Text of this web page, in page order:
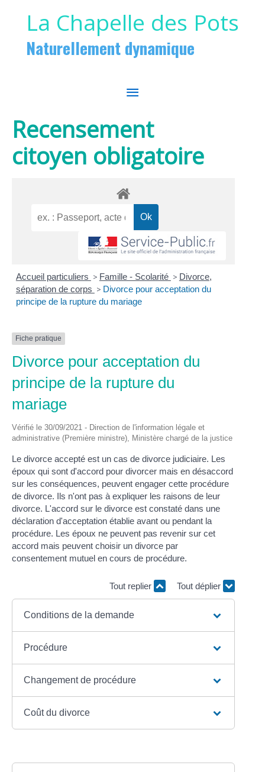
La Chapelle des Pots
Naturellement dynamique
MENU
PRINCIPAL
Recensement
citoyen obligatoire
Accueil particuliers > Famille - Scolarité > Divorce,
séparation de corps > Divorce pour acceptation du
principe de la rupture du mariage
Fiche pratique
Divorce pour acceptation du
principe de la rupture du
mariage
Vérifié le 30/09/2021 - Direction de l'information légale et
administrative (Première ministre), Ministère chargé de la justice
Le divorce accepté est un cas de divorce judiciaire. Les
époux qui sont d'accord pour divorcer mais en désaccord
sur les conséquences, peuvent engager cette procédure
de divorce. Ils n'ont pas à expliquer les raisons de leur
divorce. L'accord sur le divorce est constaté dans une
déclaration d'acceptation établie avant ou pendant la
procédure. Les époux ne peuvent pas revenir sur cet
accord mais peuvent choisir un divorce par
consentement mutuel en cours de procédure.
Tout replier Tout déplier
Conditions de la demande
Procédure
Changement de procédure
Coût du divorce